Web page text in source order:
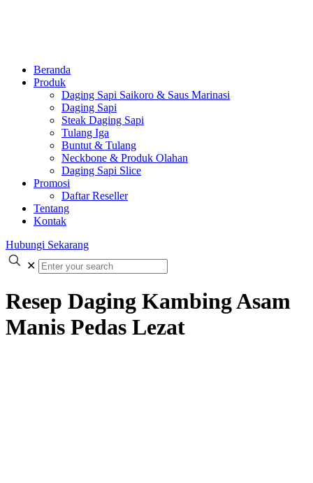
Beranda
Produk
Daging Sapi Saikoro & Saus Marinasi
Daging Sapi
Steak Daging Sapi
Tulang Iga
Buntut & Tulang
Neckbone & Produk Olahan
Daging Sapi Slice
Promosi
Daftar Reseller
Tentang
Kontak
Hubungi Sekarang
✕
Resep Daging Kambing Asam
Manis Pedas Lezat